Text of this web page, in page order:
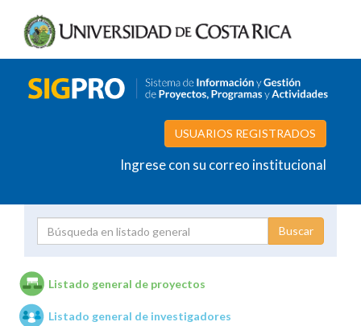
USUARIOS REGISTRADOS
Ingrese con su correo institucional
Unidades de investigación
Listado general de proyectos
Listado general de investigadores